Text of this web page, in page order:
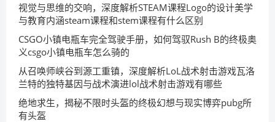
视觉与思维的交响，深度解析STEAM课程Logo的设计美学
与教育内涵steam课程和stem课程有什么区别
CSGO小镇电瓶车完全驾驶手册，如何驾驭Rush B的终极奥
义csgo小镇电瓶车怎么骑的
从召唤师峡谷到源工重镇，深度解析LoL战术射击游戏瓦洛
兰特的独特基因与战术演进lol战术射击游戏有哪些
绝地求生，揭秘不限时头盔的终极幻想与现实博弈pubg所
有头盔